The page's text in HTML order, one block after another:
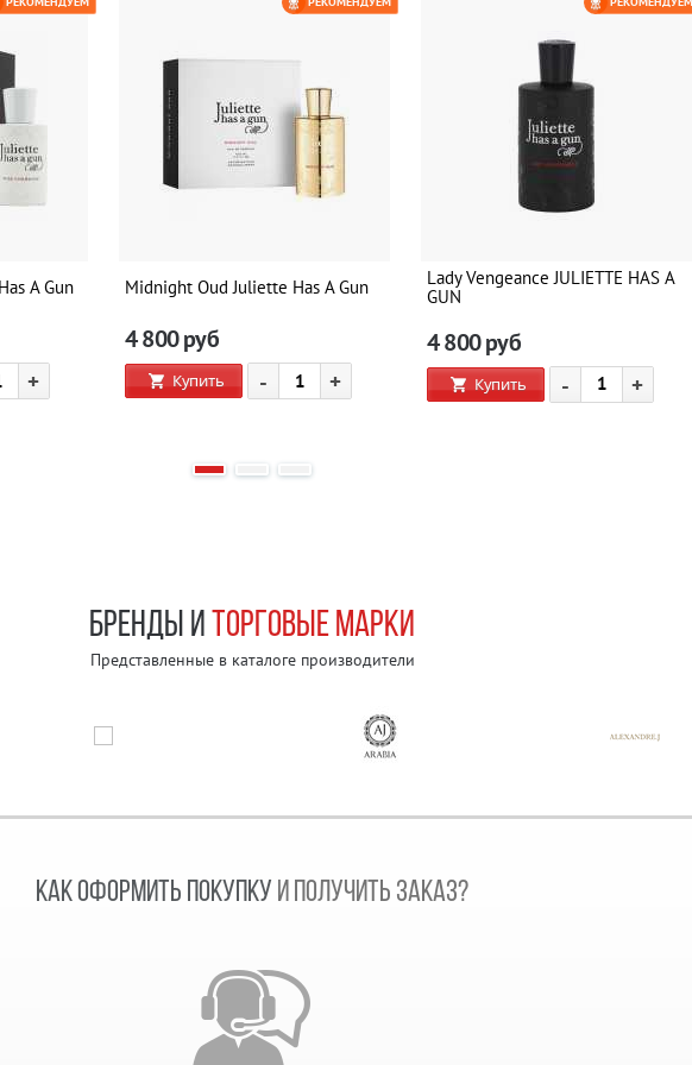
A Gun
+
Midnight Oud Juliette Has A Gun
4 800руб
Купить - +
Lady Vengeance JULIETTE HAS A
GUN
4 800руб
Купить - +
БРЕНДЫ И ТОРГОВЫЕ МАРКИ
Представленные в каталоге производители
КАК ОФОРМИТЬ ПОКУПКУ И ПОЛУЧИТЬ ЗАКАЗ?